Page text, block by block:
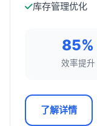
库存管理优化
85%
效率提升
了解详情